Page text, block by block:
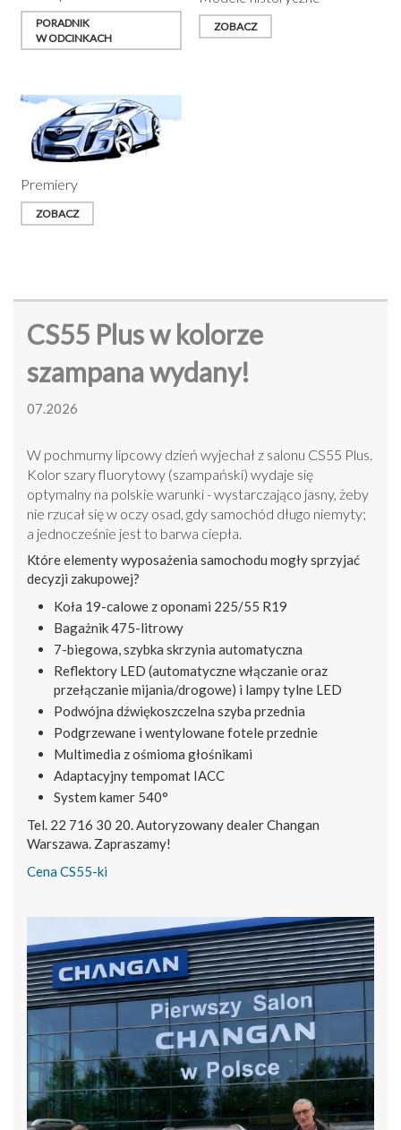
PORADNIK
W ODCINKACH
ZOBACZ
Premiery
ZOBACZ
CS55 Plus w kolorze
szampana wydany!
07.2026
W pochmurny lipcowy dzień wyjechał z salonu CS55 Plus.
Kolor szary fluorytowy (szampański) wydaje się
optymalny na polskie warunki - wystarczająco jasny, żeby
nie rzucał się w oczy osad, gdy samochód długo niemyty;
a jednocześnie jest to barwa ciepła.
Które elementy wyposażenia samochodu mogły sprzyjać
decyzji zakupowej?
Koła 19-calowe z oponami 225/55 R19
Bagażnik 475-litrowy
7-biegowa, szybka skrzynia automatyczna
Reflektory LED (automatyczne włączanie oraz
przełączanie mijania/drogowe) i lampy tylne LED
Podwójna dźwiękoszczelna szyba przednia
Podgrzewane i wentylowane fotele przednie
Multimedia z ośmioma głośnikami
Adaptacyjny tempomat IACC
System kamer 540°
Tel. 22 716 30 20. Autoryzowany dealer Changan
Warszawa. Zapraszamy!
Cena CS55-ki